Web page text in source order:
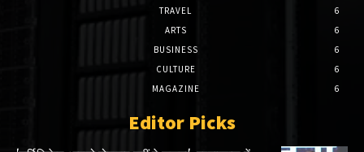
TRAVEL
6
ARTS
6
BUSINESS
6
CULTURE
6
MAGAZINE
6
Editor Picks